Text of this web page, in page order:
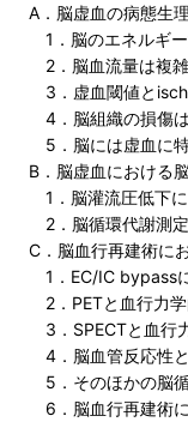
A．脳虚血の病態生理
1．脳のエネルギー
2．脳血流量は複雑
3．虚血閾値と
4．脳組織の損傷は
5．脳には虚血に特
B．脳虚血における
1．脳灌流圧低下に
2．脳循環代謝測定
C．脳血行再建術に
1．EC/IC bypassに
2．PETと血行力学
3．SPECTと血行
4．脳血管反応性と
5．そのほかの脳循
6．脳血行再建術に